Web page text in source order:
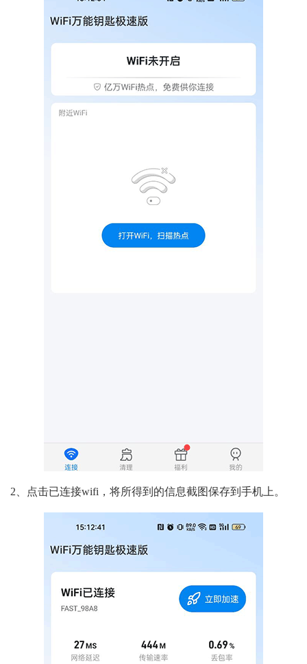
2、点击已连接wifi，将所得到的信息截图保存到手机上。